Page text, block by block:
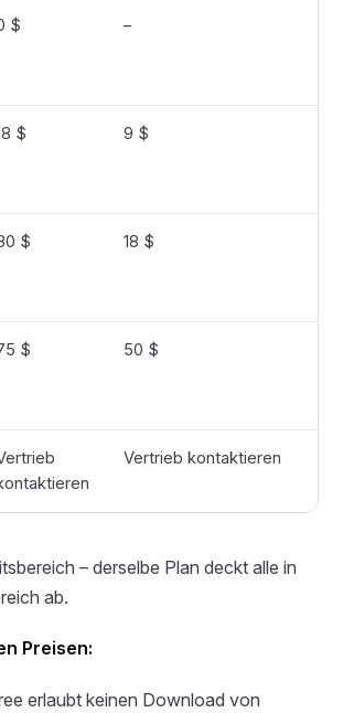
$ –
$ 9 $
$ 18 $
$ 50 $
Vertrieb kontaktieren
– derselbe Plan deckt alle in
ab.
Preisen:
erlaubt keinen Download von